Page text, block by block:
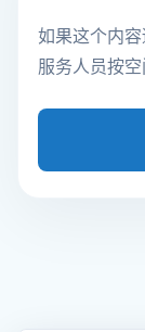
如果这个内
服务人员按空